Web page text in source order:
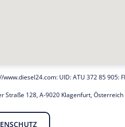
www.diesel24.com: UID: ATU 372 85 905:
Straße 128, A-9020 Klagenfurt, Österreich